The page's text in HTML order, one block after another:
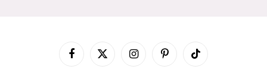
FacebookX
InstagramPinterestTikTok